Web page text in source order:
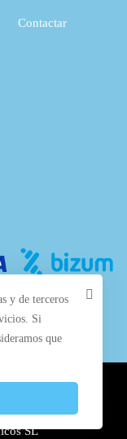
Contactar
y alojado en los
SL
y de terceros
Si
que